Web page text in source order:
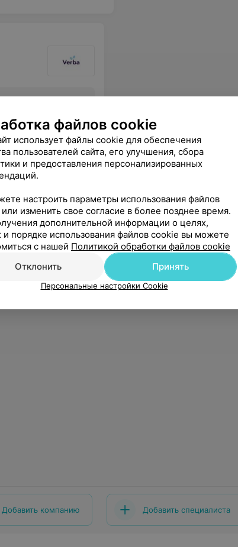
Добавить компанию Добавить специалиста
файлов cookie
использует файлы cookie для обеспечения
пользователей сайта, его улучшения, сбора
и предоставления персонализированных
настроить параметры использования файлов
изменить свое согласие в более позднее время.
дополнительной информации о целях,
и порядке использования файлов cookie вы можете
с нашей Политикой обработки файлов cookie
Отклонить
Принять
Персональные настройки Cookie